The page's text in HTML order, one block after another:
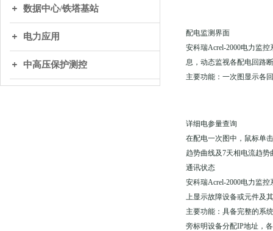
数据中心/铁塔基站
电力应用
中高压保护测控
配电监测界面
安科瑞Acrel-2000电力监
息，动态监视各配电回路
主要功能：一次图显示各
详细电参量查询
在配电一次图中，鼠标单
趋势曲线及7天相电流趋势
通讯状态
安科瑞Acrel-2000电力监
上显示故障设备或元件及
主要功能：具备完整的系
旁标明设备分配IP地址，